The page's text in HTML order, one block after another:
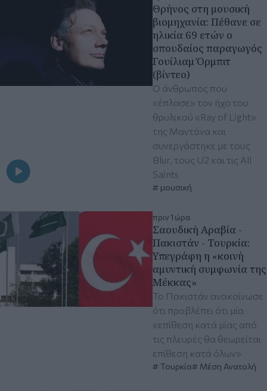
Θρήνος στη μουσική
βιομηχανία: Πέθανε σε
ηλικία 69 ετών ο
σπουδαίος παραγωγός
Γουίλιαμ Όρμπιτ
(βίντεο)
Ο άνθρωπος που
«έπλασε» τον ήχο του
θρυλικού «Ray of Light»
της Μαντόνα και
συνεργάστηκε με τους
Blur, τους U2 και τις All
Saints
μουσική
πριν 1 ώρα
Σαουδική Αραβία -
Πακιστάν - Τουρκία:
Υπεγράφη η «κοινή
αμυντική συμφωνία της
Μέκκας»
Το Πακιστάν ανακοίνωσε
ότι προβλέπει ότι μία
«επίθεση κατά μίας από
τις πλευρές θα θεωρείται
επίθεση κατά όλων»
Τουρκία Μέση Ανατολή